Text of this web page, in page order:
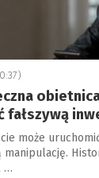
fałszywą
może
manipulację.
…